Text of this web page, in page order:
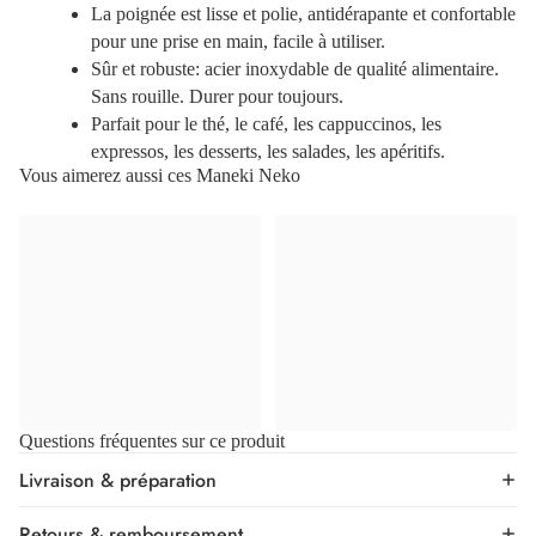
La poignée est lisse et polie, antidérapante et confortable
pour une prise en main, facile à utiliser.
Sûr et robuste: acier inoxydable de qualité alimentaire.
Sans rouille. Durer pour toujours.
Parfait pour le thé, le café, les cappuccinos, les
expressos, les desserts, les salades, les apéritifs.
Vous aimerez aussi ces Maneki Neko
Questions fréquentes sur ce produit
Livraison & préparation